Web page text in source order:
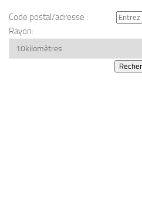
Code postal/adresse :
Rayon: